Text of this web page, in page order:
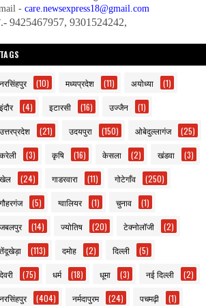
- care.newsexpress18@gmail.com
9425467957, 9301524242,
(10) मध्यप्रदेश (11) अयोध्या (1)
(4) इटारसी (16) उज्जैन (1)
(21) उदयपुरा (150) ओबेदुल्लागंज (25)
(3) कृषि (16) केसला (2) खंडवा (3)
(24) गाडरवारा (11) गोटेगाँव (250)
(5) ग्वालियर (1) चुनाव (1)
(14) ज्योतिष (20) टेक्नोलॉजी (2)
(113) दमोह (2) दिल्ली (5)
(75) धर्म (18) धूमा (3) नई दिल्ली (2)
(404) नर्मदापुरम (24) पचमढ़ी (1)